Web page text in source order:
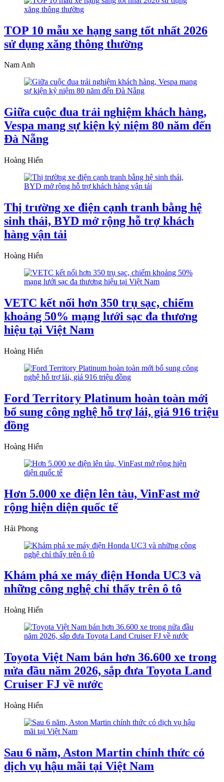
TOP 10 mẫu xe hạng sang tốt nhất 2026
sử dụng xăng thông thường
Nam Anh
Giữa cuộc đua trải nghiệm khách hàng,
Vespa mang sự kiện kỷ niệm 80 năm đến
Đà Nẵng
Hoàng Hiển
Thị trường xe điện cạnh tranh bằng hệ
sinh thái, BYD mở rộng hỗ trợ khách
hàng vận tải
Hoàng Hiển
VETC kết nối hơn 350 trụ sạc, chiếm
khoảng 50% mạng lưới sạc đa thương
hiệu tại Việt Nam
Hoàng Hiển
Ford Territory Platinum hoàn toàn mới
bổ sung công nghệ hỗ trợ lái, giá 916 triệu
đồng
Hoàng Hiển
Hơn 5.000 xe điện lên tàu, VinFast mở
rộng hiện diện quốc tế
Hải Phong
Khám phá xe máy điện Honda UC3 và
những công nghệ chỉ thấy trên ô tô
Hoàng Hiển
Toyota Việt Nam bán hơn 36.600 xe trong
nửa đầu năm 2026, sắp đưa Toyota Land
Cruiser FJ về nước
Hoàng Hiển
Sau 6 năm, Aston Martin chính thức có
dịch vụ hậu mãi tại Việt Nam